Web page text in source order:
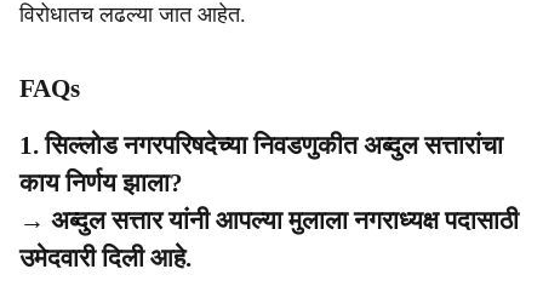
विरोधातच लढल्या जात आहेत.
FAQs
1. सिल्लोड नगरपरिषदेच्या निवडणुकीत अब्दुल सत्तारांचा
काय निर्णय झाला?
→ अब्दुल सत्तार यांनी आपल्या मुलाला नगराध्यक्ष पदासाठी
उमेदवारी दिली आहे.